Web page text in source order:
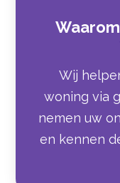
Wij
woning via
nemen uw
en kennen